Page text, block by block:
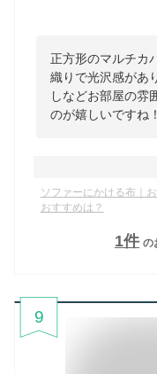
正方形のマルチカ
織りで光沢感があ
しなどお部屋の雰
のが嬉しいですね！
ソファーにかける布｜
おすすめは？
1件 の
9